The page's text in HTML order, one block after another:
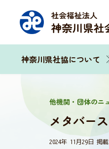
神奈川県社協について
他機関・団体のニ
メタバー
2024年 11月29日 掲載